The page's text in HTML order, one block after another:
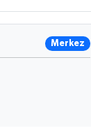
Merkez